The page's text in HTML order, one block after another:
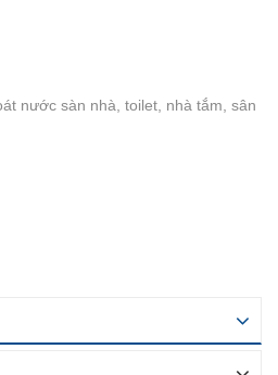
nước sàn nhà, toilet, nhà tắm, sân